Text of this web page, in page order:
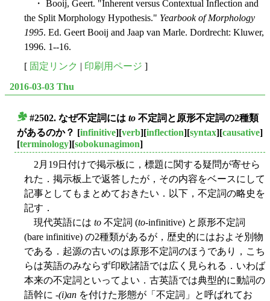
・ Booij, Geert. "Inherent versus Contextual Inflection and
the Split Morphology Hypothesis." Yearbook of Morphology
1995. Ed. Geert Booij and Jaap van Marle. Dordrecht: Kluwer,
1996. 1--16.
[ 固定リンク | 印刷用ページ ]
2016-03-03 Thu
#2502. なぜ不定詞には to 不定詞と原形不定詞の2種類
があるのか？ [infinitive][verb][inflection][syntax][causative]
[terminology][sobokunagimon]
2月19日付けで掲示板に，標題に関する疑問が寄せら
れた．掲示板上で返答したが，その内容をベースにして
記事としてもまとめておきたい．以下，不定詞の略史を
記す．
現代英語には to 不定詞 (to-infinitive) と原形不定詞
(bare infinitive) の2種類があるが，歴史的にはおよそ別物
である．起源の古いのは原形不定詞のほうであり，こち
らは英語のみならず印欧諸語では広く見られる．いわば
本来の不定詞といってよい．古英語では典型的に動詞の
語幹に -(i)an を付けた形態が「不定詞」と呼ばれてお